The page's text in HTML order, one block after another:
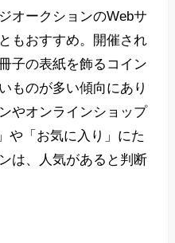
オークションのWebサ
もおすすめ。開催され
子の表紙を飾るコイン
ものが多い傾向にあり
やオンラインショップ
や「お気に入り」にた
は、人気があると判断